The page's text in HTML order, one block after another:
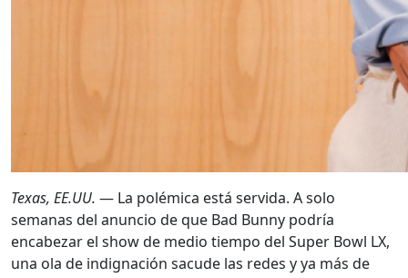
Texas, EE.UU. — La polémica está servida. A solo
semanas del anuncio de que Bad Bunny podría
encabezar el show de medio tiempo del Super Bowl LX,
una ola de indignación sacude las redes y ya más de